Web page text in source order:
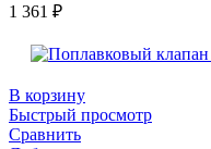
1 361 ₽
В корзину
Быстрый просмотр
Сравнить